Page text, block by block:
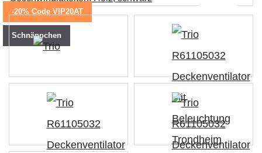
-20% Code VIP20AT
Schnäppchen